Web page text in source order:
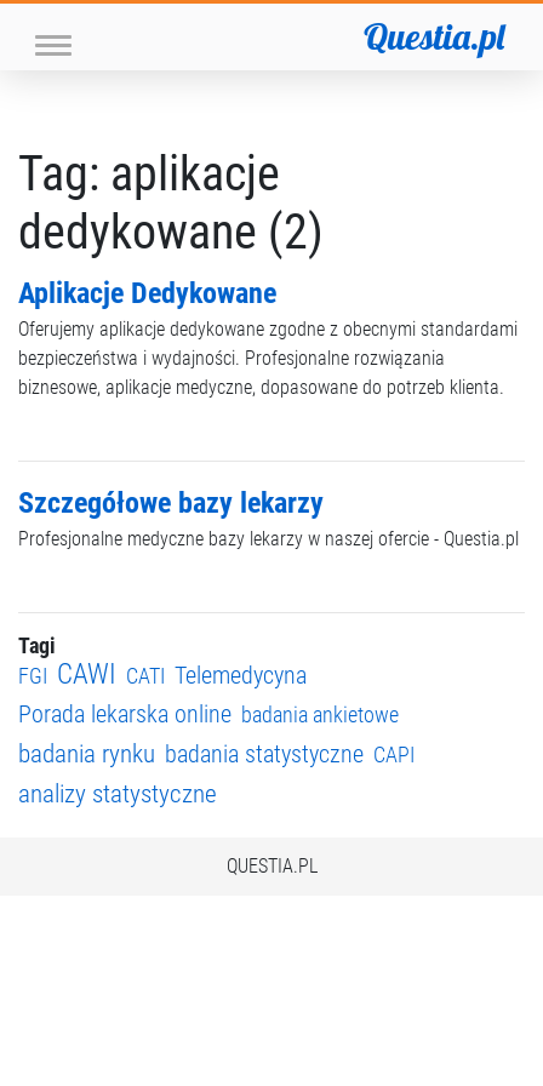
Questia.pl
Tag: aplikacje
dedykowane (2)
Aplikacje Dedykowane
Oferujemy aplikacje dedykowane zgodne z obecnymi standardami
bezpieczeństwa i wydajności. Profesjonalne rozwiązania
biznesowe, aplikacje medyczne, dopasowane do potrzeb klienta.
Szczegółowe bazy lekarzy
Profesjonalne medyczne bazy lekarzy w naszej ofercie - Questia.pl
Tagi
FGI CAWI CATI Telemedycyna
Porada lekarska online badania ankietowe
badania rynku badania statystyczne CAPI
analizy statystyczne
QUESTIA.PL